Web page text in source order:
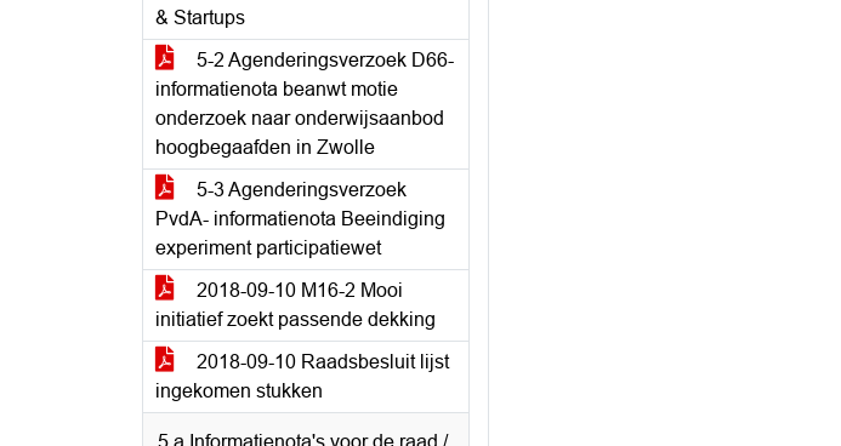
& Startups
5-2 Agenderingsverzoek D66-
informatienota beanwt motie
onderzoek naar onderwijsaanbod
hoogbegaafden in Zwolle
5-3 Agenderingsverzoek
PvdA- informatienota Beeindiging
experiment participatiewet
2018-09-10 M16-2 Mooi
initiatief zoekt passende dekking
2018-09-10 Raadsbesluit lijst
ingekomen stukken
5.a Informatienota's voor de raad /